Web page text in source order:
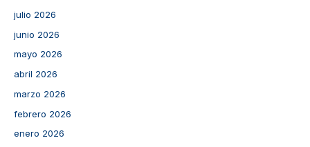
julio 2026
junio 2026
mayo 2026
abril 2026
marzo 2026
febrero 2026
enero 2026